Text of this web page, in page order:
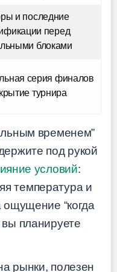
и последние
перед
блоками
серия финалов
турнира
временем”
под рукой
условий:
температура и
ощущение “когда
планируете
рынки, полезен